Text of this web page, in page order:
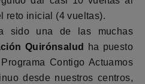
reto inicial (4 vueltas).
sido una de las muchas
Quirónsalud
ha puesto
Contigo Actuamos
desde nuestros centros,